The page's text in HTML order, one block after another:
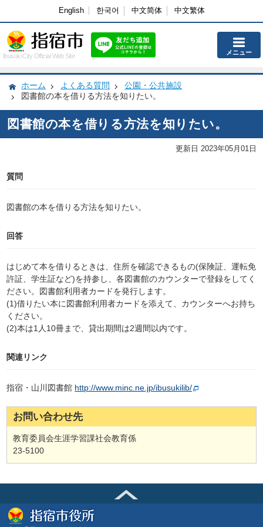
English 한국어 中文简体 中文繁体
Ibusuki City Official Web Site メニュー
ホーム よくある質問
公園・公共施設
図書館の本を借りる方法を知りたい。
図書館の本を借りる方法を知りたい。
更新日 2023年05月01日
質問
図書館の本を借りる方法を知りたい。
回答
はじめて本を借りるときは、住所を確認できるもの(保険証、運転免
許証、学生証など)を持参し、各図書館のカウンターで登録をしてく
ださい。図書館利用者カードを発行します。
(1)借りたい本に図書館利用者カードを添えて、カウンターへお持ち
ください。
(2)本は1人10冊まで、貸出期間は2週間以内です。
関連リンク
指宿・山川図書館 http://www.minc.ne.jp/ibusukilib/
お問い合わせ先
教育委員会生涯学習課社会教育係
23-5100